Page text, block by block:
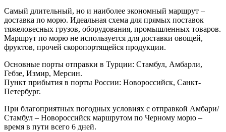
Самый длительный, но и наиболее экономный маршрут –
доставка по морю. Идеальная схема для прямых поставок
тяжеловесных грузов, оборудования, промышленных товаров.
Маршрут по морю не используется для доставки овощей,
фруктов, прочей скоропортящейся продукции.
Основные порты отправки в Турции: Стамбул, Амбарли,
Гебзе, Измир, Мерсин.
Пункт прибытия в порты России: Новороссийск, Санкт-
Петербург.
При благоприятных погодных условиях с отправкой Амбари/
Стамбул – Новороссийск маршрутом по Черному морю –
время в пути всего 6 дней.